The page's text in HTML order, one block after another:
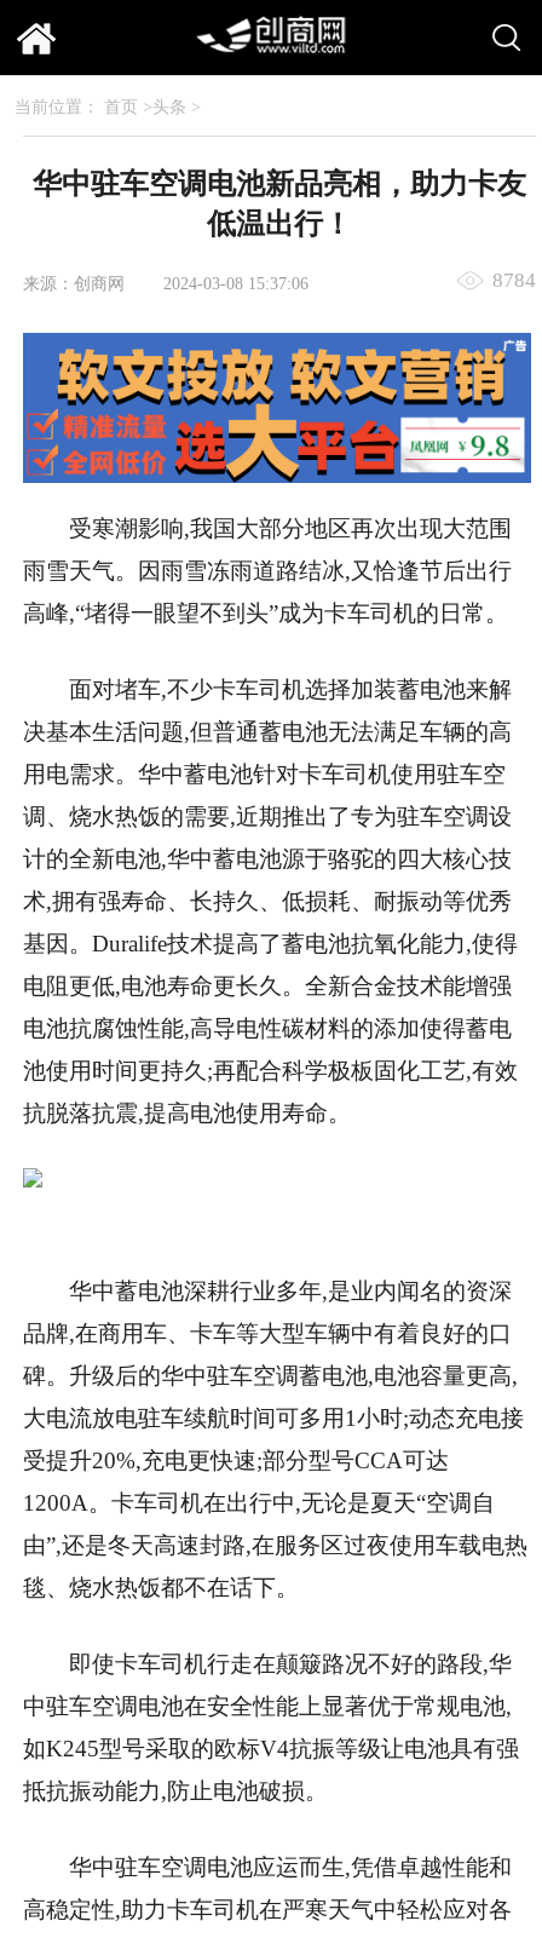
当前位置： 首页 >头条 >
华中驻车空调电池新品亮相，助力卡友
低温出行！
来源：创商网 2024-03-08 15:37:06 8784
受寒潮影响,我国大部分地区再次出现大范围
雨雪天气。因雨雪冻雨道路结冰,又恰逢节后出行
高峰,“堵得一眼望不到头”成为卡车司机的日常。
面对堵车,不少卡车司机选择加装蓄电池来解
决基本生活问题,但普通蓄电池无法满足车辆的高
用电需求。华中蓄电池针对卡车司机使用驻车空
调、烧水热饭的需要,近期推出了专为驻车空调设
计的全新电池,华中蓄电池源于骆驼的四大核心技
术,拥有强寿命、长持久、低损耗、耐振动等优秀
基因。Duralife技术提高了蓄电池抗氧化能力,使得
电阻更低,电池寿命更长久。全新合金技术能增强
电池抗腐蚀性能,高导电性碳材料的添加使得蓄电
池使用时间更持久;再配合科学极板固化工艺,有效
抗脱落抗震,提高电池使用寿命。
华中蓄电池深耕行业多年,是业内闻名的资深
品牌,在商用车、卡车等大型车辆中有着良好的口
碑。升级后的华中驻车空调蓄电池,电池容量更高,
大电流放电驻车续航时间可多用1小时;动态充电接
受提升20%,充电更快速;部分型号CCA可达
1200A。卡车司机在出行中,无论是夏天“空调自
由”,还是冬天高速封路,在服务区过夜使用车载电热
毯、烧水热饭都不在话下。
即使卡车司机行走在颠簸路况不好的路段,华
中驻车空调电池在安全性能上显著优于常规电池,
如K245型号采取的欧标V4抗振等级让电池具有强
抵抗振动能力,防止电池破损。
华中驻车空调电池应运而生,凭借卓越性能和
高稳定性,助力卡车司机在严寒天气中轻松应对各